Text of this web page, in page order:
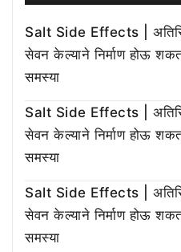
Salt Side Effects |
सेवन केल्याने निर्माण होऊ
समस्या
Salt Side Effects |
सेवन केल्याने निर्माण होऊ
समस्या
Salt Side Effects |
सेवन केल्याने निर्माण होऊ
समस्या